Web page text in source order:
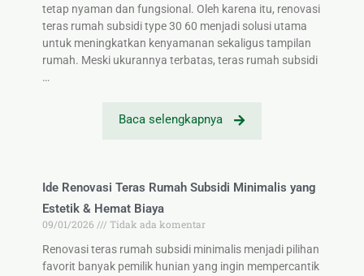
tetap nyaman dan fungsional. Oleh karena itu, renovasi
teras rumah subsidi type 30 60 menjadi solusi utama
untuk meningkatkan kenyamanan sekaligus tampilan
rumah. Meski ukurannya terbatas, teras rumah subsidi
…
Baca selengkapnya
Ide Renovasi Teras Rumah Subsidi Minimalis yang
Estetik & Hemat Biaya
09/01/2026
Tidak ada komentar
Renovasi teras rumah subsidi minimalis menjadi pilihan
favorit banyak pemilik hunian yang ingin mempercantik